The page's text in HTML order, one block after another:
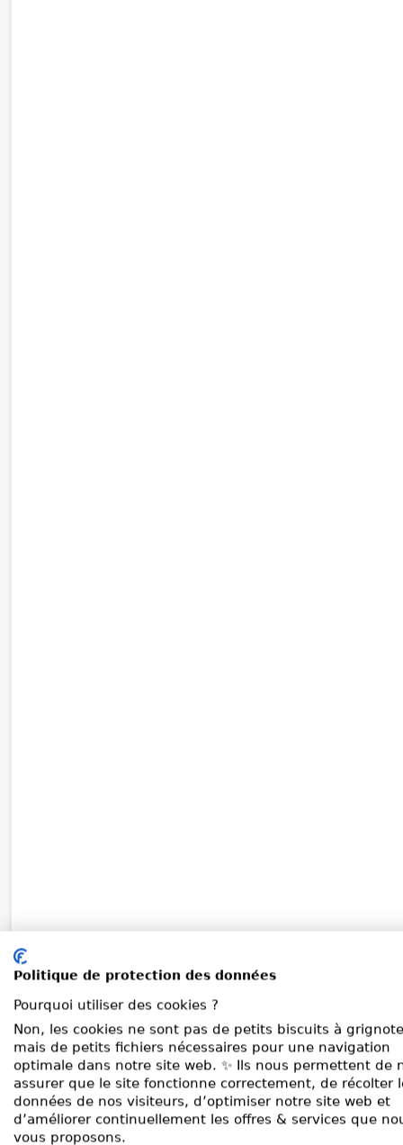
Politique de protection des données
Pourquoi utiliser des cookies ?
Non, les cookies ne sont pas de petits biscuits à
mais de petits fichiers nécessaires pour une navigation
optimale dans notre site web. ✨ Ils nous permettent de
assurer que le site fonctionne correctement, de récolter
données de nos visiteurs, d’optimiser notre site web et
d’améliorer continuellement les offres & services que
vous proposons.